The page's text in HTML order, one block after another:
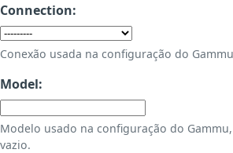
Connection:
Conexão usada na configuração do
Model:
Modelo usado na configuração do
vazio.